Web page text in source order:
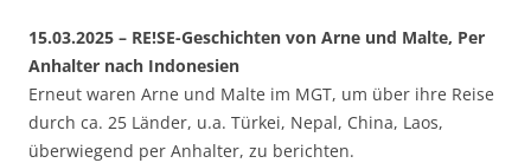
15.03.2025 – RE!SE-Geschichten von Arne und Malte, Per
Anhalter nach Indonesien
Erneut waren Arne und Malte im MGT, um über ihre Reise
durch ca. 25 Länder, u.a. Türkei, Nepal, China, Laos,
überwiegend per Anhalter, zu berichten.